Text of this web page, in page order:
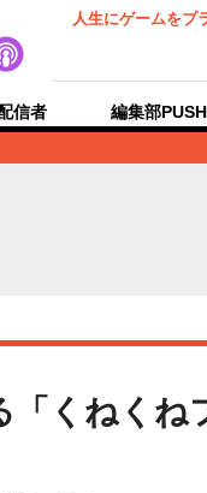
人生にゲームをプ
信者 編集部PUSH
「くねく